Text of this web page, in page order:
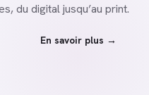
du digital jusqu’au print.
En savoir plus →